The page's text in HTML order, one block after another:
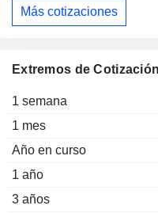
Más cotizaciones
Extremos de Cotización
1 semana
1 mes
Año en curso
1 año
3 años